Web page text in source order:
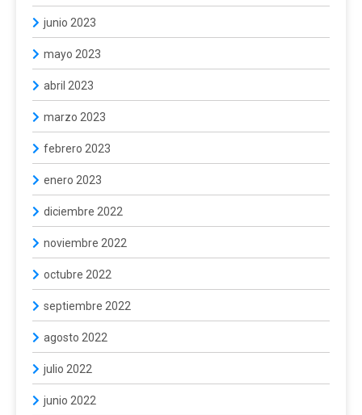
junio 2023
mayo 2023
abril 2023
marzo 2023
febrero 2023
enero 2023
diciembre 2022
noviembre 2022
octubre 2022
septiembre 2022
agosto 2022
julio 2022
junio 2022